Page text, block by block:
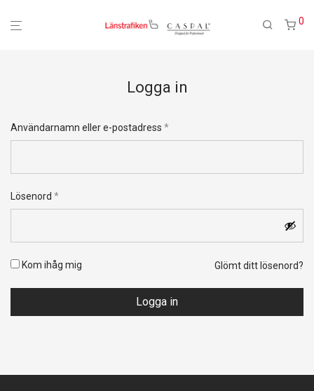
0
Logga in
Användarnamn eller e-postadress *Obligatoriskt
Lösenord *Obligatoriskt
Kom ihåg mig Glömt ditt lösenord?
Logga in